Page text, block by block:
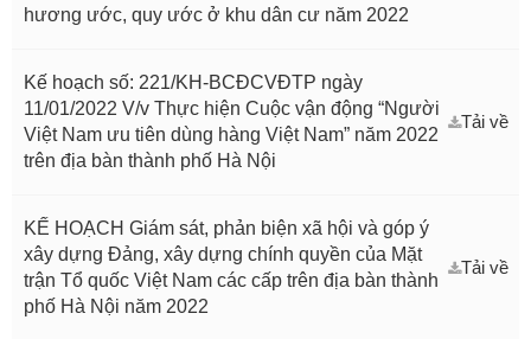
hương ước, quy ước ở khu dân cư năm 2022
Kế hoạch số: 221/KH-BCĐCVĐTP ngày
11/01/2022 V/v Thực hiện Cuộc vận động “Người
Việt Nam ưu tiên dùng hàng Việt Nam” năm 2022
trên địa bàn thành phố Hà Nội
Tải về
KẾ HOẠCH Giám sát, phản biện xã hội và góp ý
xây dựng Đảng, xây dựng chính quyền của Mặt
trận Tổ quốc Việt Nam các cấp trên địa bàn thành
phố Hà Nội năm 2022
Tải về